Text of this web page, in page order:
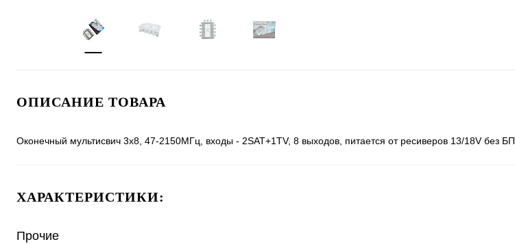
ОПИСАНИЕ ТОВАРА
Оконечный мультисвич 3х8, 47-2150МГц, входы - 2SAT+1TV, 8 выходов, питается от ресиверов 13/18V без БП
ХАРАКТЕРИСТИКИ:
Прочие